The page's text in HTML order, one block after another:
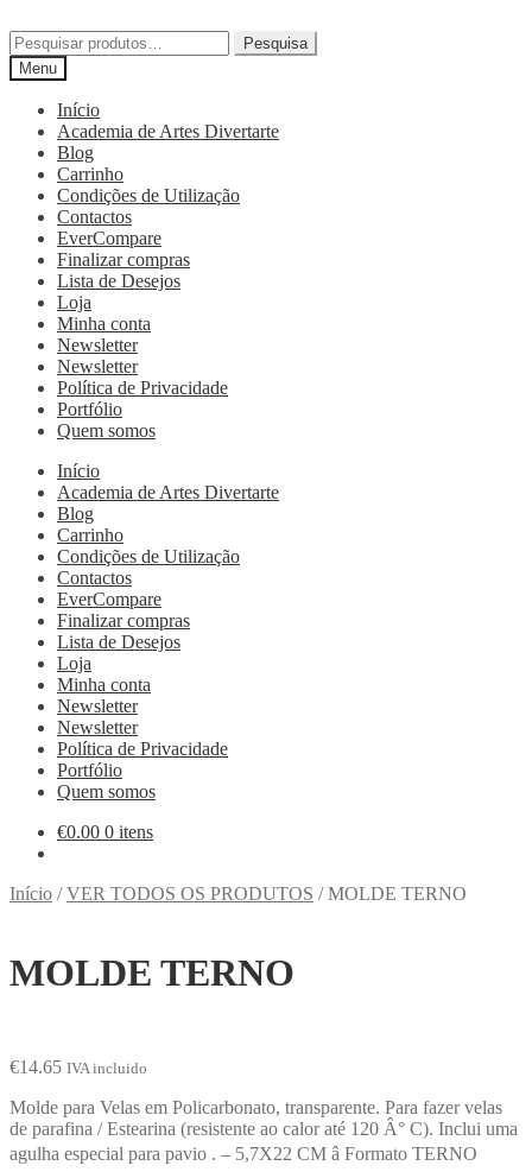
Pesquisa
Menu
Início
Academia de Artes Divertarte
Blog
Carrinho
Condições de Utilização
Contactos
EverCompare
Finalizar compras
Lista de Desejos
Loja
Minha conta
Newsletter
Newsletter
Política de Privacidade
Portfólio
Quem somos
Início
Academia de Artes Divertarte
Blog
Carrinho
Condições de Utilização
Contactos
EverCompare
Finalizar compras
Lista de Desejos
Loja
Minha conta
Newsletter
Newsletter
Política de Privacidade
Portfólio
Quem somos
€0.00 0 itens
Início /VER TODOS OS PRODUTOS /MOLDE TERNO
MOLDE TERNO
€14.65 IVA incluido
Molde para Velas em Policarbonato, transparente. Para fazer velas
de parafina / Estearina (resistente ao calor até 120 Â° C). Inclui uma
agulha especial para pavio . – 5,7X22 CM â Formato TERNO